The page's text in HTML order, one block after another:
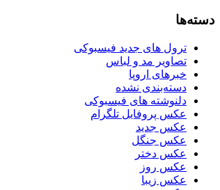
دسته‌ها
ترول های جدید فیسبوکی
تصاویر مد و لباس
خبرهای اروپا
دسته‌بندی نشده
دلنوشته های فیسبوکی
عکس پروفایل تلگرام
عکس جدید
عکس جنگل
عکس دختر
عکس روز
عکس زیبا